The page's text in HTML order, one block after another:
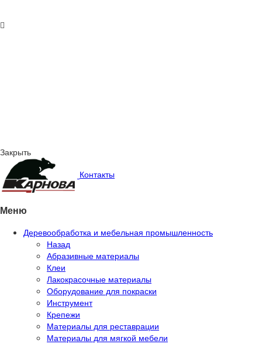
Закрыть
Контакты
Меню
Деревообработка и мебельная промышленность
Назад
Абразивные материалы
Клеи
Лакокрасочные материалы
Оборудование для покраски
Инструмент
Крепежи
Материалы для реставрации
Материалы для мягкой мебели